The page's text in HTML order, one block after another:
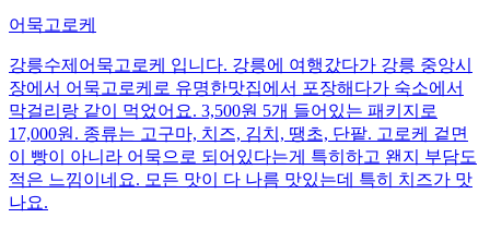
어묵고로케
강릉수제어묵고로케 입니다. 강릉에 여행갔다가 강릉 중앙시
장에서 어묵고로케로 유명한맛집에서 포장해다가 숙소에서
막걸리랑 같이 먹었어요. 3,500원 5개 들어있는 패키지로
17,000원. 종류는 고구마, 치즈, 김치, 땡초, 단팥. 고로케 겉면
이 빵이 아니라 어묵으로 되어있다는게 특히하고 왠지 부담도
적은 느낌이네요. 모든 맛이 다 나름 맛있는데 특히 치즈가 맛
나요.